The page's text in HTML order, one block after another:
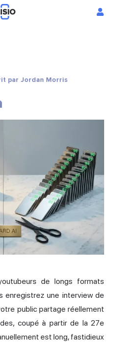
par Jordan Morris
de longs formats
enregistrez une interview de
public partage réellement
coupé à partir de la 27e
est long, fastidieux